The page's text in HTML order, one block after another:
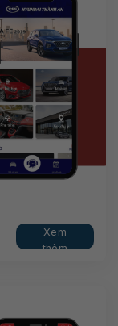
Xem
thêm